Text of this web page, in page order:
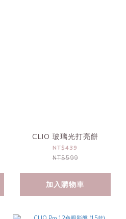
CLIO 玻璃光打亮餅
NT$439
NT$599
加入購物車